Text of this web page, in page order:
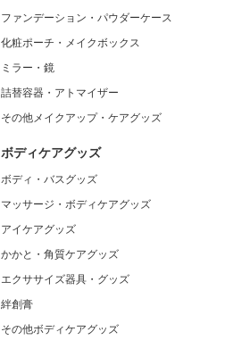
ファンデーション・パウダーケース
化粧ポーチ・メイクボックス
ミラー・鏡
詰替容器・アトマイザー
その他メイクアップ・ケアグッズ
ボディケアグッズ
ボディ・バスグッズ
マッサージ・ボディケアグッズ
アイケアグッズ
かかと・角質ケアグッズ
エクササイズ器具・グッズ
絆創膏
その他ボディケアグッズ